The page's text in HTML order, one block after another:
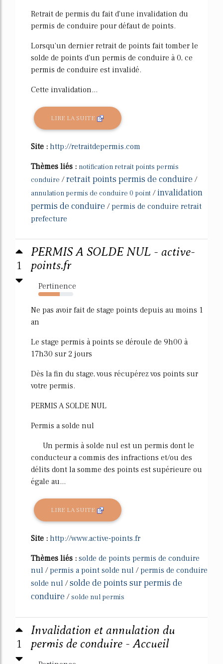
Retrait de permis du fait d'une invalidation du
permis de conduire pour défaut de points.
Lorsqu'un dernier retrait de points fait tomber le
solde de points d'un permis de conduire à 0, ce
permis de conduire est invalidé.
Cette invalidation...
LIRE LA SUITE
Site : http://retraitdepermis.com
Thèmes liés : notification retrait points permis
conduire /retrait points permis de conduire /
annulation permis de conduire 0 point /invalidation
permis de conduire /permis de conduire retrait
prefecture
1
PERMIS A SOLDE NUL - active-
points.fr
Pertinence
62%
Ne pas avoir fait de stage points depuis au moins 1
an
Le stage permis à points se déroule de 9h00 à
17h30 sur 2 jours
Dès la fin du stage, vous récupérez vos points sur
votre permis.
PERMIS A SOLDE NUL
Permis a solde nul
Un permis à solde nul est un permis dont le
conducteur a commis des infractions et/ou des
délits dont la somme des points est supérieure ou
égale au...
LIRE LA SUITE
Site : http://www.active-points.fr
Thèmes liés : solde de points permis de conduire
nul /permis a point solde nul /permis de conduire
solde nul /solde de points sur permis de
conduire /solde nul permis
1
Invalidation et annulation du
permis de conduire - Accueil